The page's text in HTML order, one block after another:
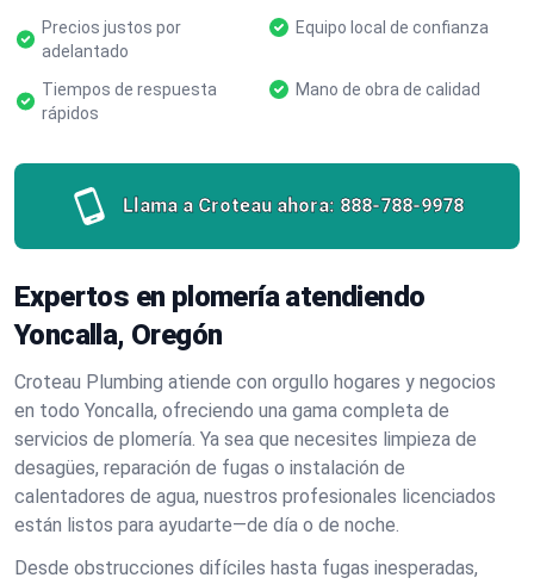
Precios justos por
adelantado
Equipo local de confianza
Tiempos de respuesta
rápidos
Mano de obra de calidad
Llama a Croteau ahora: 888-788-9978
Expertos en plomería atendiendo
Yoncalla, Oregón
Croteau Plumbing atiende con orgullo hogares y negocios
en todo Yoncalla, ofreciendo una gama completa de
servicios de plomería. Ya sea que necesites limpieza de
desagües, reparación de fugas o instalación de
calentadores de agua, nuestros profesionales licenciados
están listos para ayudarte—de día o de noche.
Desde obstrucciones difíciles hasta fugas inesperadas,